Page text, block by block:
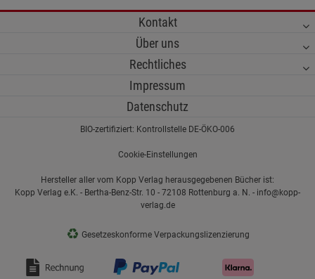
Kontakt
Über uns
Rechtliches
Impressum
Datenschutz
BIO-zertifiziert: Kontrollstelle DE-ÖKO-006
Cookie-Einstellungen
Hersteller aller vom Kopp Verlag herausgegebenen Bücher ist:
Kopp Verlag e.K. - Bertha-Benz-Str. 10 - 72108 Rottenburg a. N. - info@kopp-
verlag.de
♻ Gesetzeskonforme Verpackungslizenzierung